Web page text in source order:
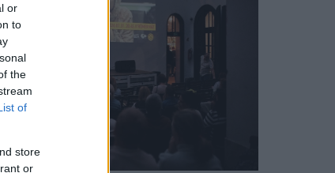
or
to
the
of
store
or